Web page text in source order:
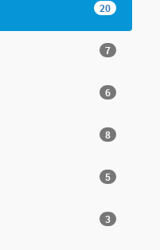
20
7
6
8
5
3